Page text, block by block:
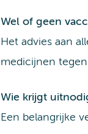
Wel of geen
Het advies aan
medicijnen
Wie krijgt
Een belangrijke